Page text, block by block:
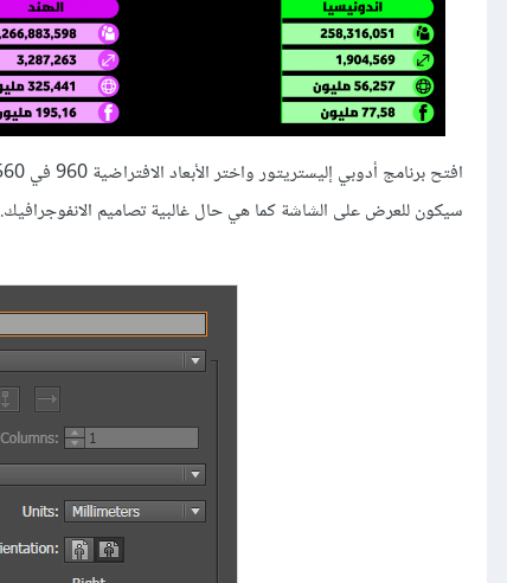
افتح برنامج أدوبي إليستريتور واختر الأبعاد الافتراضية 960 في 560 لملف جديد من قائمة
سيكون للعرض على الشاشة كما هي حال غالبية تصاميم الانفوجرافيك.